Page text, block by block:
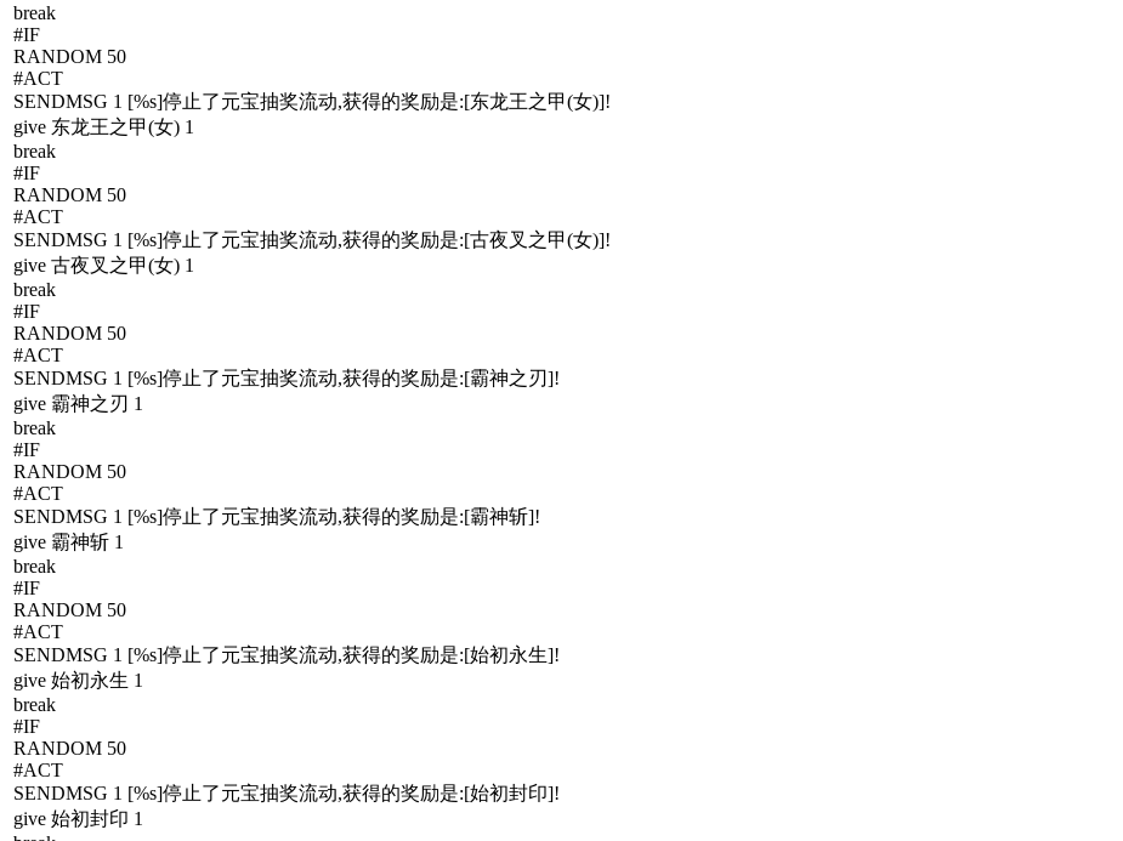
break
#IF
RANDOM 50
#ACT
SENDMSG 1 [%s]停止了元宝抽奖流动,获得的奖励是:[东龙王之甲(女)]!
give 东龙王之甲(女) 1
break
#IF
RANDOM 50
#ACT
SENDMSG 1 [%s]停止了元宝抽奖流动,获得的奖励是:[古夜叉之甲(女)]!
give 古夜叉之甲(女) 1
break
#IF
RANDOM 50
#ACT
SENDMSG 1 [%s]停止了元宝抽奖流动,获得的奖励是:[霸神之刃]!
give 霸神之刃 1
break
#IF
RANDOM 50
#ACT
SENDMSG 1 [%s]停止了元宝抽奖流动,获得的奖励是:[霸神斩]!
give 霸神斩 1
break
#IF
RANDOM 50
#ACT
SENDMSG 1 [%s]停止了元宝抽奖流动,获得的奖励是:[始初永生]!
give 始初永生 1
break
#IF
RANDOM 50
#ACT
SENDMSG 1 [%s]停止了元宝抽奖流动,获得的奖励是:[始初封印]!
give 始初封印 1